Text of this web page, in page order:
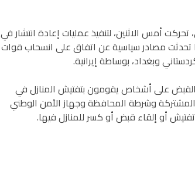
أمس الاثنين، لتنفيذ عمليات إعادة انتشار في
كانت تحت سيطرتها قبل أحداث (9 حزيران 2017)، فيما تحدثت مصادر سياسية عن اتفاق على انسحاب قوات
وبغداد، بوساطة إيرانية.
القبض على أشخاص يقومون بتفتيش المنازل في
وشرطة المحافظة وجهاز الأمن الوطني
أو إلقاء قبض أو كسر للمنازل فيها.